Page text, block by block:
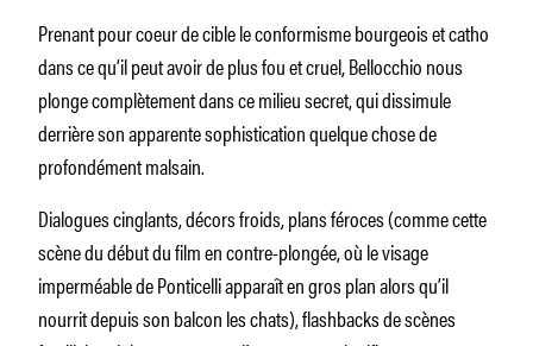
Prenant pour coeur de cible le conformisme bourgeois et catho
dans ce qu’il peut avoir de plus fou et cruel, Bellocchio nous
plonge complètement dans ce milieu secret, qui dissimule
derrière son apparente sophistication quelque chose de
profondément malsain.
Dialogues cinglants, décors froids, plans féroces (comme cette
scène du début du film en contre-plongée, où le visage
imperméable de Ponticelli apparaît en gros plan alors qu’il
nourrit depuis son balcon les chats), flashbacks de scènes